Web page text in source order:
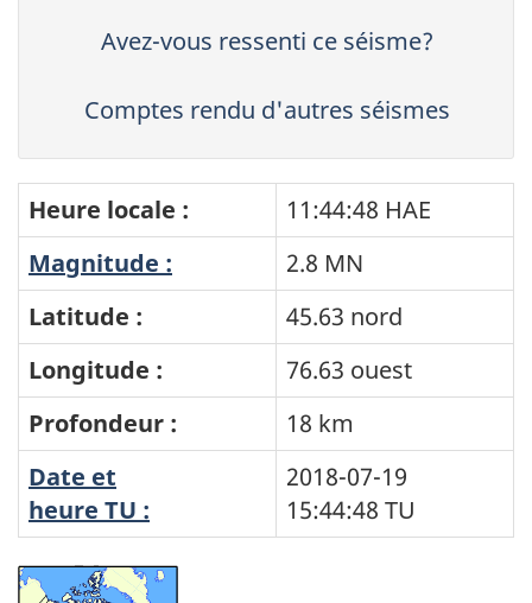
Avez-vous ressenti ce séisme?
Comptes rendu d'autres séismes
Heure locale :
11:44:48 HAE
Magnitude :
2.8 MN
Latitude :
45.63 nord
Longitude :
76.63 ouest
Profondeur :
18 km
Date et
heure TU :
2018-07-19
15:44:48 TU